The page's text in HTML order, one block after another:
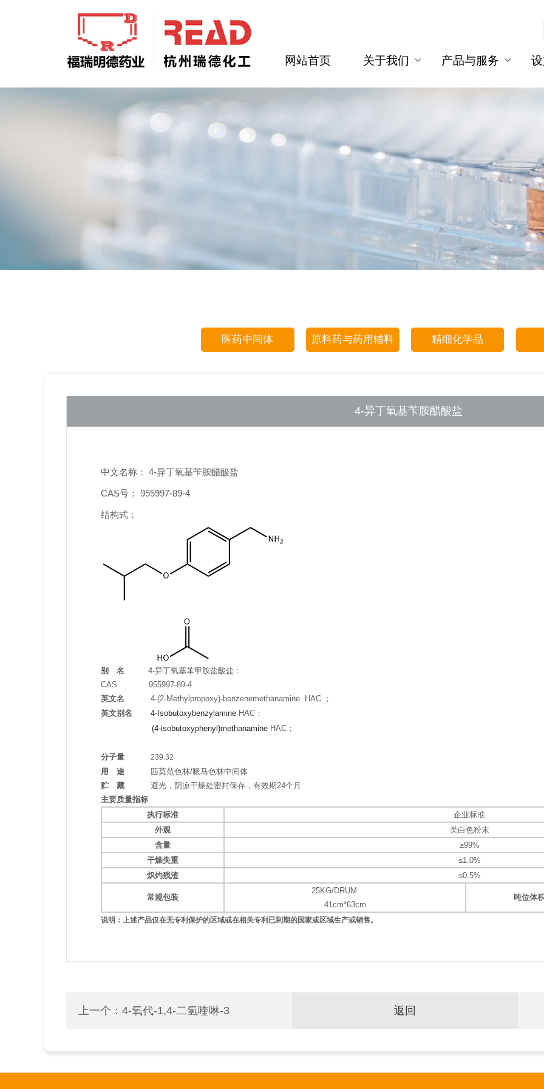
网站首页 关于我们 产品与服务
医药中间体 原料药与药用辅料 精细化学品
4-异丁氧基苄胺醋酸盐
中文名称： 4-异丁氧基苄胺醋酸盐
CAS号： 955997-89-4
结构式：
别 名4-异丁氧基苯甲胺盐酸盐：
CAS 955997-89-4
英文名 4-​(2-​Methylpropoxy)​-benzenemethanamine HAC ；
英文别名
4-Isobutoxybenzylamine HAC ；
(4-isobutoxyphenyl)methanamine HAC ；
分子量 239.32
用 途 匹莫范色林/哌马色林中间体
贮 藏 避光，阴凉干燥处密封保存，有效期24个月
主要质量指标
执行标准
企业标准
外观
类白色粉末
含量
≥99%
干燥失重
≤1.0%
炽灼残渣
≤0.5%
常规包装
25KG/DRUM
41cm*63cm
吨位体
说明：上述产品仅在无专利保护的区域或在相关专利已到期的国家或区域生产或销售。
上一个： 4-氧代-1,4-二氢喹啉-3 返回